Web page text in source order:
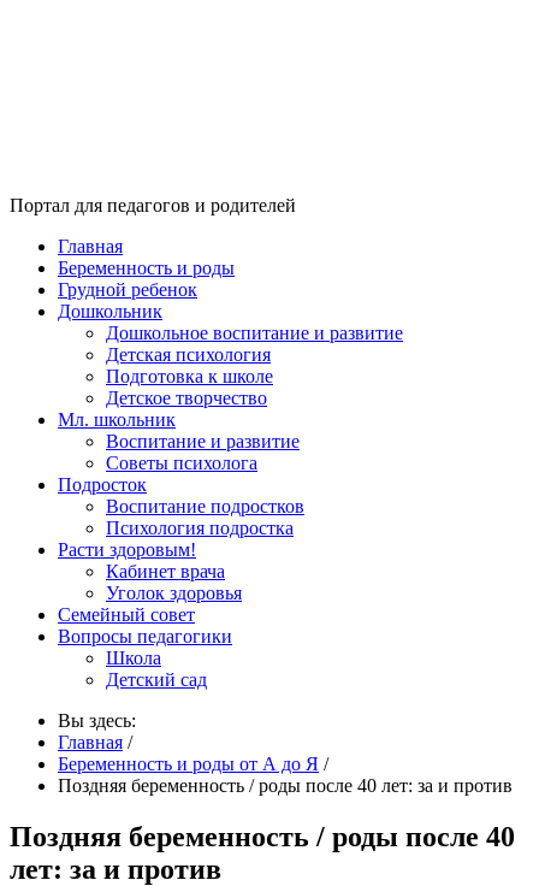
Портал для педагогов и родителей
Главная
Беременность и роды
Грудной ребенок
Дошкольник
Дошкольное воспитание и развитие
Детская психология
Подготовка к школе
Детское творчество
Мл. школьник
Воспитание и развитие
Советы психолога
Подросток
Воспитание подростков
Психология подростка
Расти здоровым!
Кабинет врача
Уголок здоровья
Семейный совет
Вопросы педагогики
Школа
Детский сад
Вы здесь:
Главная /
Беременность и роды от А до Я /
Поздняя беременность / роды после 40 лет: за и против
Поздняя беременность / роды после 40
лет: за и против